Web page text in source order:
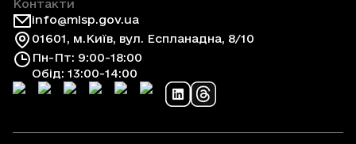
Контакти
info@mlsp.gov.ua
01601, м.Київ, вул. Еспланадна, 8/10
Пн-Пт: 9:00-18:00
Обід: 13:00-14:00